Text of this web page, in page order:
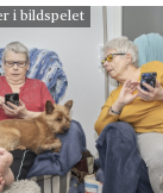
i bildspelet